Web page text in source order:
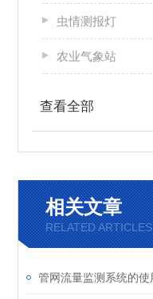
虫情测报灯
农业气象站
查看全部
相关文章
RELATED ARTICLES